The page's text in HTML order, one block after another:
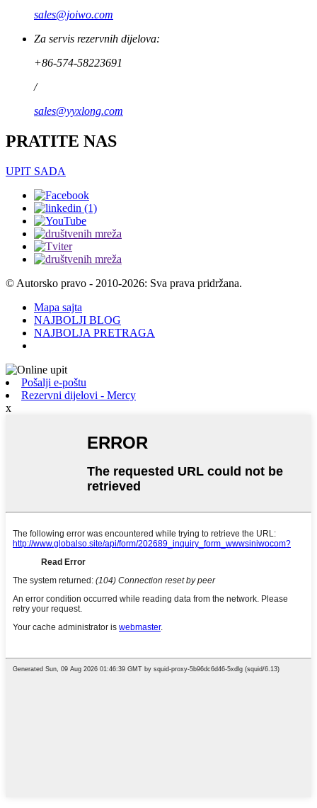
sales@joiwo.com
Za servis rezervnih dijelova:
+86-574-58223691
/
sales@yyxlong.com
PRATITE NAS
UPIT SADA
© Autorsko pravo - 2010-2026: Sva prava pridržana.
Mapa sajta
NAJBOLJI BLOG
NAJBOLJA PRETRAGA
Pošalji e-poštu
Rezervni dijelovi - Mercy
x